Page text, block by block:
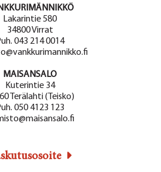
Lakarintie 580
34800 Virrat
043 214 0014
MAISANSALO
Kuterintie 34
Terälahti (Teisko)
050 4123 123